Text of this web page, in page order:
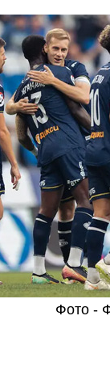
Фото -